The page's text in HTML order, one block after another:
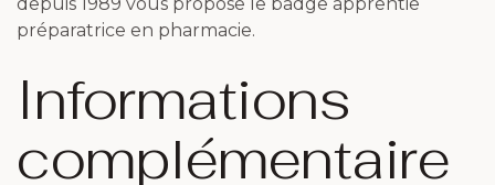
préparatrice en pharmacie.
Informations
complémentaire